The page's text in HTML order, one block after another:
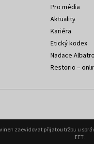
Pro média
Aktuality
Kariéra
Etický kodex
Nadace
Restorio –
zaevidovat přijatou tržbu u
EET.